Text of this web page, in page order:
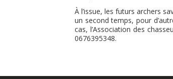
À l’issue, les futurs archers
un second temps, pour
cas, l’Association des
0676395348.